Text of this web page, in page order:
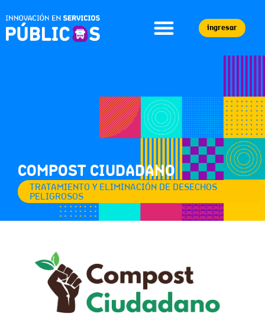
ingresar
COMPOST CIUDADANO
TRATAMIENTO Y ELIMINACIÓN DE DESECHOS
PELIGROSOS